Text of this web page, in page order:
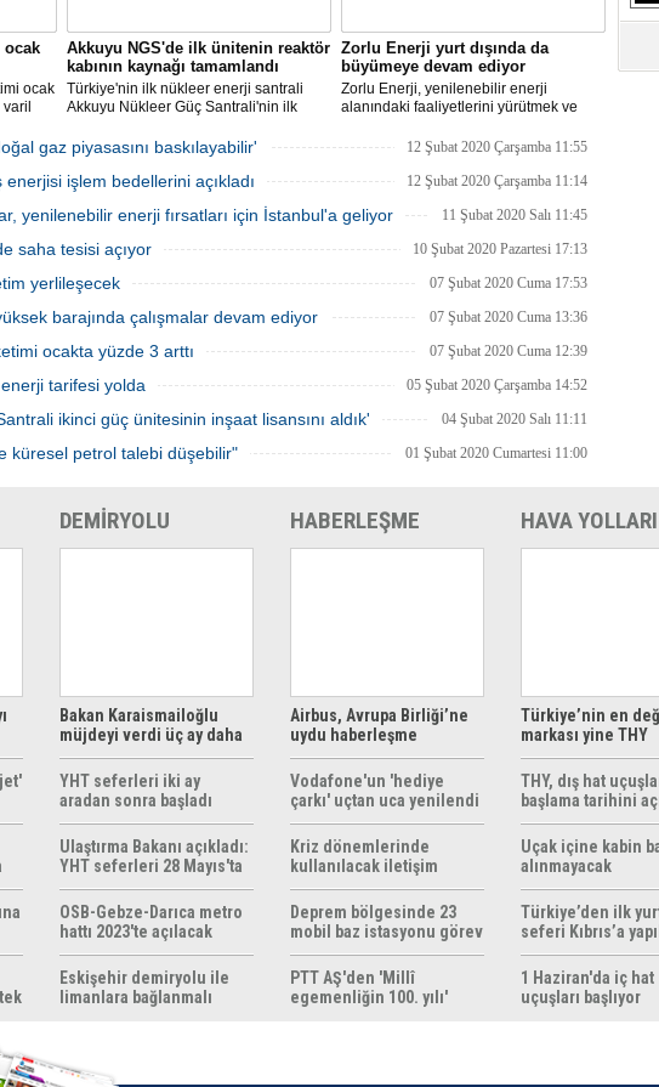
ocak
ocak
Akkuyu NGS'de ilk ünitenin reaktör
kabının kaynağı tamamlandı
Türkiye'nin ilk nükleer enerji santrali
Akkuyu Nükleer Güç Santrali'nin ilk
kabının kaynak işleminin tamamlandığı
bildirildi.
Zorlu Enerji yurt dışında da
büyümeye devam ediyor
Zorlu Enerji, yenilenebilir enerji
alanındaki faaliyetlerini yürütmek ve
şube açılışını gerçekleştirecek.
gaz piyasasını baskılayabilir' 12 Şubat 2020 Çarşamba 11:55
enerjisi işlem bedellerini açıkladı 12 Şubat 2020 Çarşamba 11:14
yenilenebilir enerji fırsatları için İstanbul'a geliyor 11 Şubat 2020 Salı 11:45
saha tesisi açıyor 10 Şubat 2020 Pazartesi 17:13
yerlileşecek 07 Şubat 2020 Cuma 17:53
barajında çalışmalar devam ediyor 07 Şubat 2020 Cuma 13:36
ocakta yüzde 3 arttı 07 Şubat 2020 Cuma 12:39
tarifesi yolda 05 Şubat 2020 Çarşamba 14:52
ikinci güç ünitesinin inşaat lisansını aldık' 04 Şubat 2020 Salı 11:11
küresel petrol talebi düşebilir" 01 Şubat 2020 Cumartesi 11:00
DEMİRYOLU
Bakan Karaismailoğlu
müjdeyi verdi üç ay daha
ücretsiz
YHT seferleri iki ay
aradan sonra başladı
Ulaştırma Bakanı açıkladı:
YHT seferleri 28 Mayıs'ta
başlıyor
OSB-Gebze-Darıca metro
hattı 2023'te açılacak
Eskişehir demiryolu ile
limanlara bağlanmalı
HABERLEŞME
Airbus, Avrupa Birliği’ne
uydu haberleşme
çözümleri sunuyor
Vodafone'un 'hediye
çarkı' uçtan uca yenilendi
Kriz dönemlerinde
kullanılacak iletişim
yöntemleri rehberi
hazırlandı
Deprem bölgesinde 23
mobil baz istasyonu görev
yapıyor
PTT AŞ'den 'Millî
egemenliğin 100. yılı'
HAVA YOLLARI
Türkiye’nin en
markası yine THY
THY, dış hat
başlama tarihini
Uçak içine kabin
alınmayacak
Türkiye’den ilk yurt
seferi Kıbrıs’a
1 Haziran'da iç hat
uçuşları başlıyor